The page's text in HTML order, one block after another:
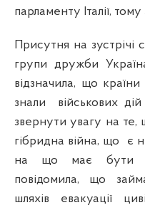
парламенту Італії,
Присутня на зустрічі
групи дружби
відзначила, що
знали військових дій
звернути увагу на те,
гібридна війна, що є
на що має бути
повідомила, що
шляхів евакуації